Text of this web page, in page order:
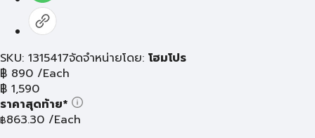
SKU: 1315417จัดจำหน่ายโดย: โฮมโปร
฿ 890 /Each
฿ 1,590
ราคาสุดท้าย*
฿863.30 /Each